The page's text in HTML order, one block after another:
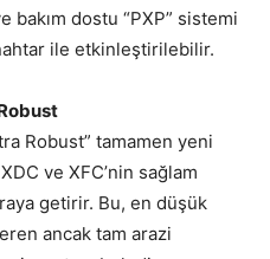
bakım dostu “PXP” sistemi
ile etkinleştirilebilir.
Robust” tamamen yeni
ve XFC’nin sağlam
getirir. Bu, en düşük
ancak tam arazi